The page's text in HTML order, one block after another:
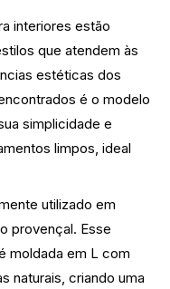
interiores estão
que atendem às
estéticas dos
é o modelo
simplicidade e
limpos, ideal
utilizado em
provençal. Esse
moldada em L com
naturais, criando uma